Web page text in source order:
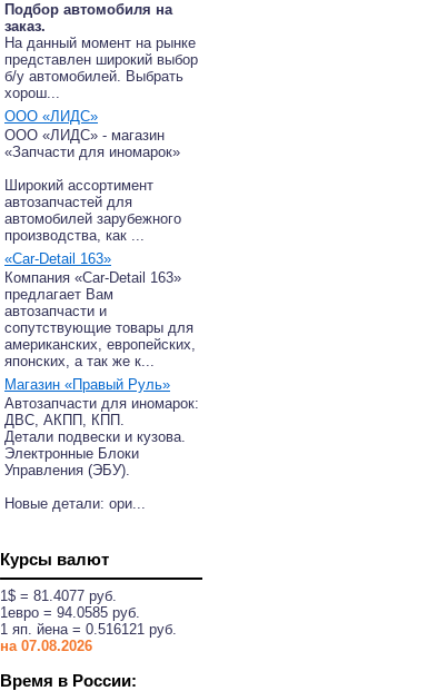
Подбор автомобиля на
заказ.
На данный момент на рынке
представлен широкий выбор
б/у автомобилей. Выбрать
хорош...
ООО «ЛИДС»
ООО «ЛИДС» - магазин
«Запчасти для иномарок»
Широкий ассортимент
автозапчастей для
автомобилей зарубежного
производства, как ...
«Car-Detail 163»
Компания «Car-Detail 163»
предлагает Вам
автозапчасти и
сопутствующие товары для
американских, европейских,
японских, а так же к...
Магазин «Правый Руль»
Автозапчасти для иномарок:
ДВС, АКПП, КПП.
Детали подвески и кузова.
Электронные Блоки
Управления (ЭБУ).
Новые детали: ори...
Курсы валют
1$ = 81.4077 руб.
1eвро = 94.0585 руб.
1 яп. йена = 0.516121 руб.
на 07.08.2026
Время в России: